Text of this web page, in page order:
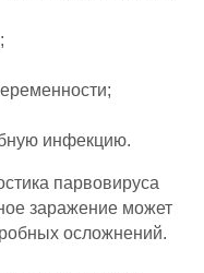
инфекцию.
парвовируса
заражение может
осложнений.